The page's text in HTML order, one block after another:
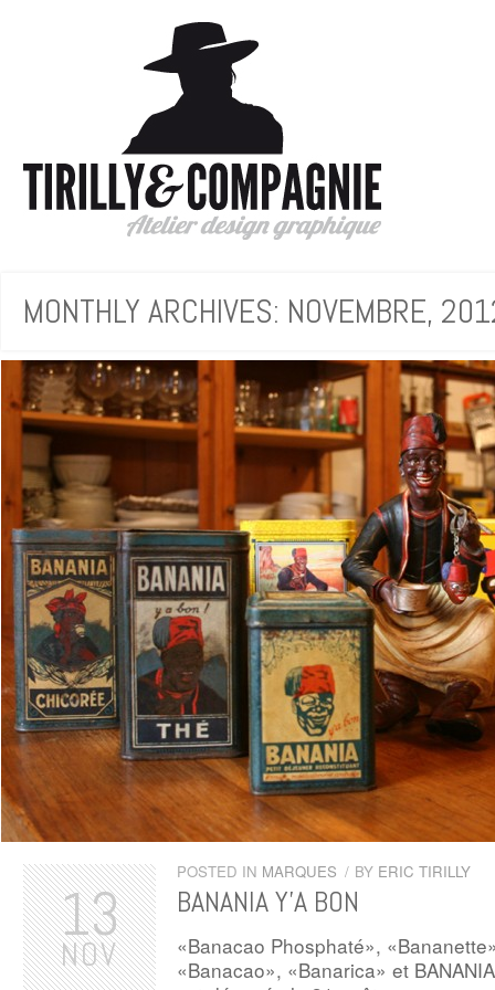
MONTHLY ARCHIVES: NOVEMBRE,
POSTED IN MARQUES / BY ERIC TIRILLY
BANANIA Y’A BON
«Banacao Phosphaté»,
«Banacao», «Banarica» et
13
NOV